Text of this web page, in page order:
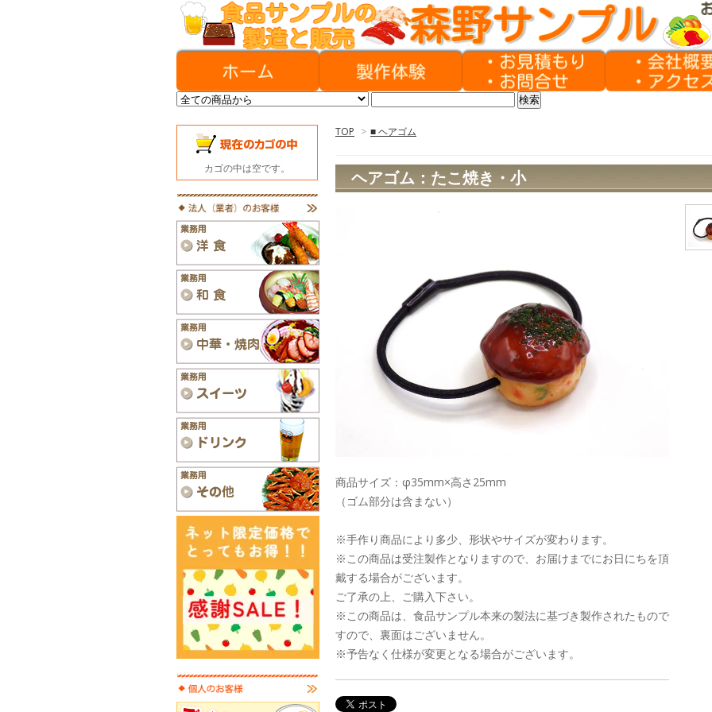
TOP > ■ ヘアゴム
ヘアゴム：たこ焼き・小
商品サイズ：φ35mm×高さ25mm
（ゴム部分は含まない）
※手作り商品により多少、形状やサイズが変わります。
※この商品は受注製作となりますので、お届けまでにお日にちを頂
戴する場合がございます。
ご了承の上、ご購入下さい。
※この商品は、食品サンプル本来の製法に基づき製作されたもので
すので、裏面はございません。
※予告なく仕様が変更となる場合がございます。
カゴの中は空です。